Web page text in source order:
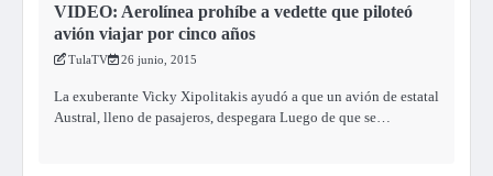
VIDEO: Aerolínea prohíbe a vedette que piloteó
avión viajar por cinco años
TulaTV 26 junio, 2015
La exuberante Vicky Xipolitakis ayudó a que un avión de estatal
Austral, lleno de pasajeros, despegara Luego de que se…